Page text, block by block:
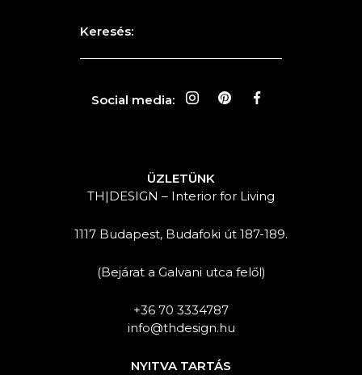
Keresés:
Social media:
ÜZLETÜNK
TH|DESIGN – Interior for Living
1117 Budapest, Budafoki út 187-189.
(Bejárat a Galvani utca felől)
+36 70 3334787
info@thdesign.hu
NYITVA TARTÁS